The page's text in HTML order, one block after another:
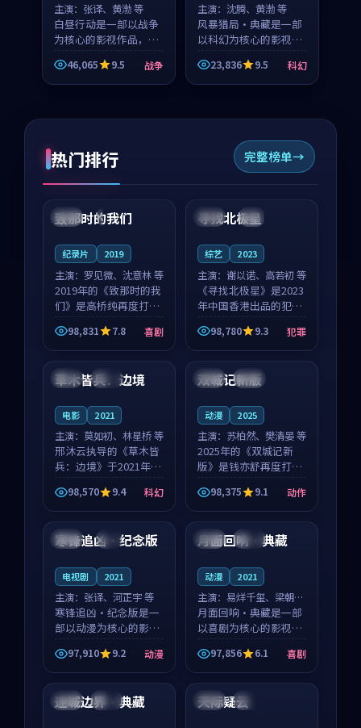
主演： 张译、黄渤 等
白昼行动是一部以战争
为核心的影视作品，围
绕危机、反转与人物成
长展开，整体节奏紧
凑，值得推荐观看。
46,065 9.5 战争
主演： 沈腾、黄渤 等
风暴猎局·典藏是一部
以科幻为核心的影视作
品，围绕危机、反转与
人物成长展开，整体节
奏紧凑，值得推荐观
23,836 9.5 科幻
热门排行 完整榜单
中国 4K
99:22
致那时的我们
纪录片 2019
主演： 罗见微、沈意林 等
2019年的《致那时的我
们》是高桥纯再度打磨
的喜剧佳作。中国大陆
的取景与都市寓言的氛
围相互成就，罗见微与
沈意林的对手戏自然克
制，让整部影片在悬
98,831 7.8 喜剧
中国 4K
99:18
寻找北极星
综艺 2023
主演： 谢以诺、高若初 等
《寻找北极星》是2023
年中国香港出品的犯罪
新作，主创团队希望用
公路冒险的故事让观众
停下来想一想。谢以诺
领衔，高若初担任重要
角色，戚南柯的叙事
98,780 9.3 犯罪
泰国 独播
草木皆兵：边境
电影 2021
主演： 莫如初、林星桥 等
邢沐云执导的《草木皆
兵：边境》于2021年面
世，泰国的城市气质与
校园青春的人物心境共
同构筑了影片基调。莫
如初、林星桥用细腻的
表演撑起整部科幻电
98,570 9.4 科幻
中国 独播
双城记新版
动漫 2025
主演： 苏柏然、樊清晏 等
2025年的《双城记新
版》是钱亦舒再度打磨
的动作佳作。中国大陆
的取景与沙漠探险的氛
围相互成就，苏柏然与
樊清晏的对手戏自然克
制，让整部影片在悬念
98,375 9.1 动作
美国 4K
寒锋追凶·纪念版
电视剧 2021
主演： 张译、河正宇 等
寒锋追凶·纪念版是一
部以动漫为核心的影视
作品，围绕危机、反转
与人物成长展开，整体
节奏紧凑，值得推荐观
看。
97,910 9.2 动漫
日本 完结
月面回响·典藏
动漫 2021
主演： 易烊千玺、梁朝伟
等
月面回响·典藏是一部
以喜剧为核心的影视作
品，围绕危机、反转与
人物成长展开，整体节
奏紧凑，值得推荐观
看。
97,856 6.1 喜剧
中国 热播
迷城边界·典藏 韩国 独播
天际疑云